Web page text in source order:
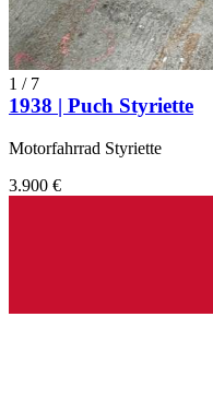
1 / 7
1938 | Puch Styriette
Motorfahrrad Styriette
3.900 €